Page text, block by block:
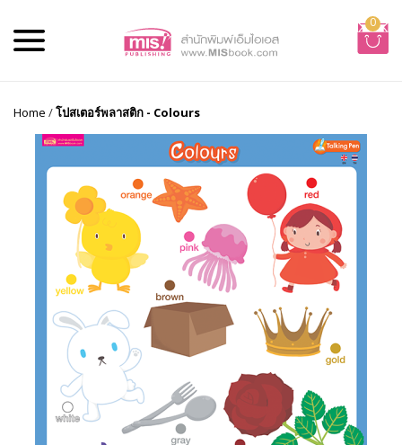
0
Home /โปสเตอร์พลาสติก - Colours